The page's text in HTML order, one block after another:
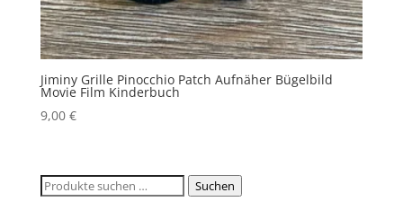
Jiminy Grille Pinocchio Patch Aufnäher Bügelbild
Movie Film Kinderbuch
9,00 €
Suchen
Suchen